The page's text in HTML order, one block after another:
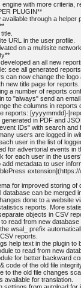
with more criteria,
PLUGIN**
through a helper
URL in the user profile.
on a multisite
an all new
see all generated
can now change the
new title page for reports.
a number of reports
to "always" send an
the columns in reports
reports: [yyyymmdd]-
in PDF and
IDs" with search and
users are logged in
user in the list of
for advertorial events in
for each user in the
metadata to user
for improved storing of
database can be merged
done to a website
reports. More
objects in CSV
read from new database
wsal_ prefix
reports.
help text in the plugin to
to read from new
for better backward
code of the old file
to the old file changes
available for translation.